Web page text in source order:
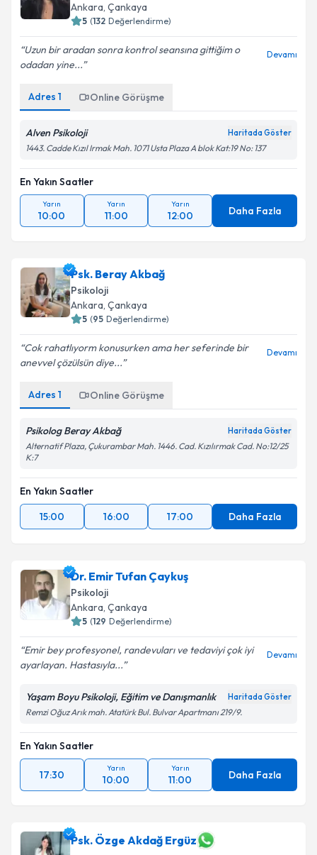
Ankara, Çankaya
5 (132 Değerlendirme)
Uzun bir aradan sonra kontrol seansına gittiğim o
odadan yine...
Devamı
Adres 1 Online Görüşme
Alven Psikoloji Haritada Göster
1443. Cadde Kızıl Irmak Mah. 1071 Usta Plaza A blok Kat:19 No: 137
En Yakın Saatler
Yarın
10:00
Yarın
11:00
Yarın
12:00 Daha Fazla
Psk. Beray Akbağ
Psikoloji
Ankara, Çankaya
5 (95 Değerlendirme)
Cok rahatlıyorm konusurken ama her seferinde bir
anevvel çözülsün diye...
Devamı
Adres 1 Online Görüşme
Psikolog Beray Akbağ Haritada Göster
Alternatif Plaza, Çukurambar Mah. 1446. Cad. Kızılırmak Cad. No:12/25
K:7
En Yakın Saatler
15:00
16:00 17:00 Daha Fazla
Dr. Emir Tufan Çaykuş
Psikoloji
Ankara, Çankaya
5 (129 Değerlendirme)
Emir bey profesyonel, randevuları ve tedaviyi çok iyi
ayarlayan. Hastasıyla...
Devamı
Yaşam Boyu Psikoloji, Eğitim ve Danışmanlık Haritada Göster
Remzi Oğuz Arık mah. Atatürk Bul. Bulvar Apartmanı 219/9.
En Yakın Saatler
17:30
Yarın
10:00
Yarın
11:00 Daha Fazla
Psk. Özge Akdağ Ergüz